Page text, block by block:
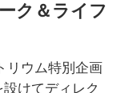
ク＆ライフ
リウム特別企画
けてディレク